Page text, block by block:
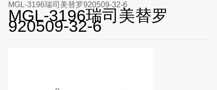
MGL-3196瑞司美替罗920509-32-6
MGL-3196瑞司美替罗
920509-32-6